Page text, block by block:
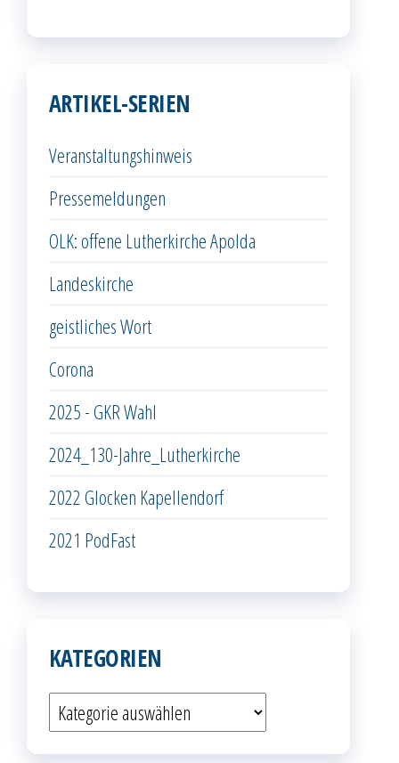
ARTIKEL-SERIEN
Veranstaltungshinweis
Pressemeldungen
OLK: offene Lutherkirche Apolda
Landeskirche
geistliches Wort
Corona
2025 - GKR Wahl
2024_130-Jahre_Lutherkirche
2022 Glocken Kapellendorf
2021 PodFast
KATEGORIEN
Kategorien